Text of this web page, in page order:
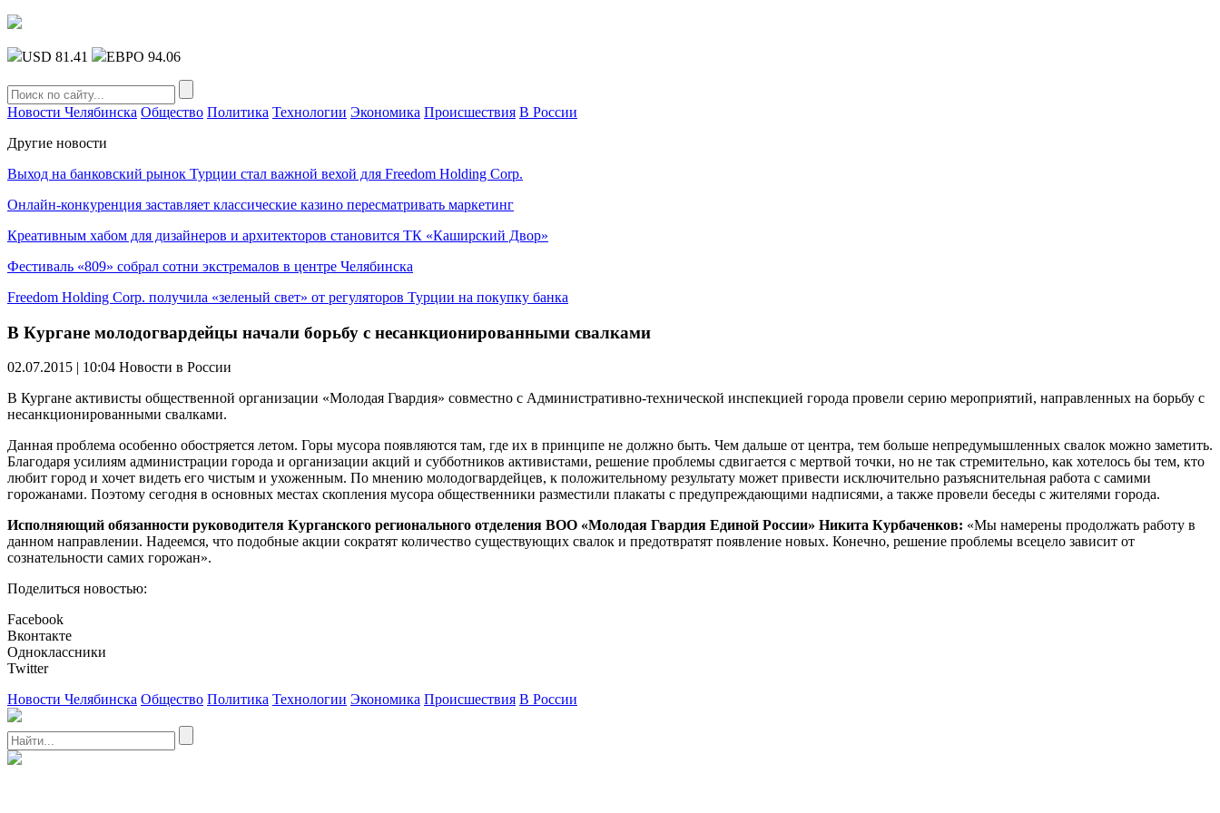
USD 81.41 ЕВРО 94.06
Новости Челябинска Общество Политика Технологии Экономика Происшествия В России
Другие новости
Выход на банковский рынок Турции стал важной вехой для Freedom Holding Corp.
Онлайн-конкуренция заставляет классические казино пересматривать маркетинг
Креативным хабом для дизайнеров и архитекторов становится ТК «Каширский Двор»
Фестиваль «809» собрал сотни экстремалов в центре Челябинска
Freedom Holding Corp. получила «зеленый свет» от регуляторов Турции на покупку банка
В Кургане молодогвардейцы начали борьбу с несанкционированными свалками
02.07.2015 | 10:04 Новости в России
В Кургане активисты общественной организации «Молодая Гвардия» совместно с Административно-технической инспекцией города провели серию мероприятий, направленных на борьбу с
несанкционированными свалками.
Данная проблема особенно обостряется летом. Горы мусора появляются там, где их в принципе не должно быть. Чем дальше от центра, тем больше непредумышленных свалок можно заметить.
Благодаря усилиям администрации города и организации акций и субботников активистами, решение проблемы сдвигается с мертвой точки, но не так стремительно, как хотелось бы тем, кто
любит город и хочет видеть его чистым и ухоженным. По мнению молодогвардейцев, к положительному результату может привести исключительно разъяснительная работа с самими
горожанами. Поэтому сегодня в основных местах скопления мусора общественники разместили плакаты с предупреждающими надписями, а также провели беседы с жителями города.
Исполняющий обязанности руководителя Курганского регионального отделения ВОО «Молодая Гвардия Единой России» Никита Курбаченков: «Мы намерены продолжать работу в
данном направлении. Надеемся, что подобные акции сократят количество существующих свалок и предотвратят появление новых. Конечно, решение проблемы всецело зависит от
сознательности самих горожан».
Поделиться новостью:
Facebook
Вконтакте
Одноклассники
Twitter
Новости Челябинска Общество Политика Технологии Экономика Происшествия В России